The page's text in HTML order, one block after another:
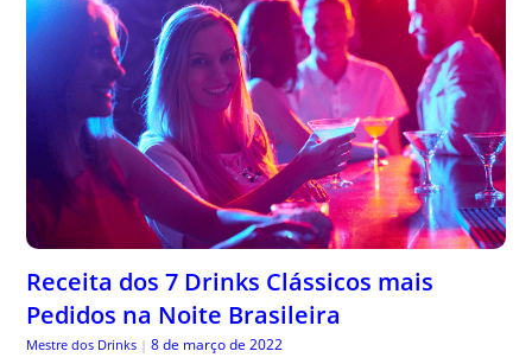
Receita dos 7 Drinks Clássicos mais
Pedidos na Noite Brasileira
Mestre dos Drinks | 8 de março de 2022